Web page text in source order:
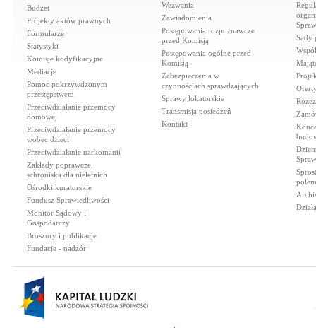
Budżet
Projekty aktów prawnych
Formularze
Statystyki
Komisje kodyfikacyjne
Mediacje
Pomoc pokrzywdzonym
przestępstwem
Przeciwdziałanie przemocy
domowej
Przeciwdziałanie przemocy
wobec dzieci
Przeciwdziałanie narkomanii
Zakłady poprawcze,
schroniska dla nieletnich
Ośrodki kuratorskie
Fundusz Sprawiedliwości
Monitor Sądowy i
Gospodarczy
Broszury i publikacje
Fundacje - nadzór
Wezwania
Zawiadomienia
Postępowania rozpoznawcze
przed Komisją
Postępowania ogólne przed
Komisją
Zabezpieczenia w
czynnościach sprawdzających
Sprawy lokatorskie
Transmisja posiedzeń
Kontakt
Sądy